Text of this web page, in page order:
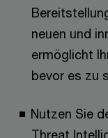
neuen und
ermöglicht
bevor es zu
Nutzen Sie
Threat